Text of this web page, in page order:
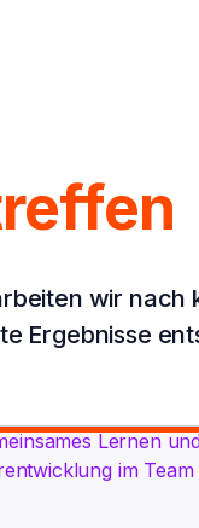
wir nach
Ergebnisse